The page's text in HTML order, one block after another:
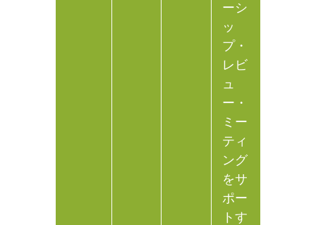
ーシ
ッ
プ・
レビ
ュ
ー・
ミー
ティ
ング
をサ
ポー
トす